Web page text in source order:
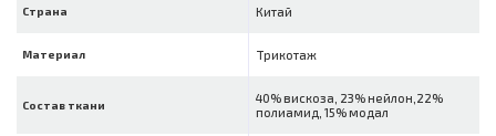
Страна Китай
Материал Трикотаж
Состав ткани
40% вискоза, 23% нейлон,22%
полиамид, 15% модал